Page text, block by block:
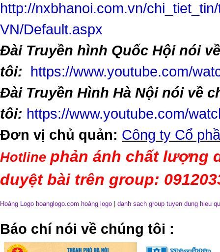
http://nxbhanoi.com.vn/
VN/Default.aspx
Đài Truyền hình Quốc Hội nói
tôi:
https://www.youtube.com/
Đài Truyền Hình Hà Nội nói về
tôi: https://www.youtube.com/
Đơn vị chủ quản: Công ty Cổ
Hotline phản ánh chất lượng
duyệt bài trên group:
Hoàng Logo hoanglogo.com hoàng logo danh sach group tuyen dung hieu
​Báo chí nói về chúng tôi :